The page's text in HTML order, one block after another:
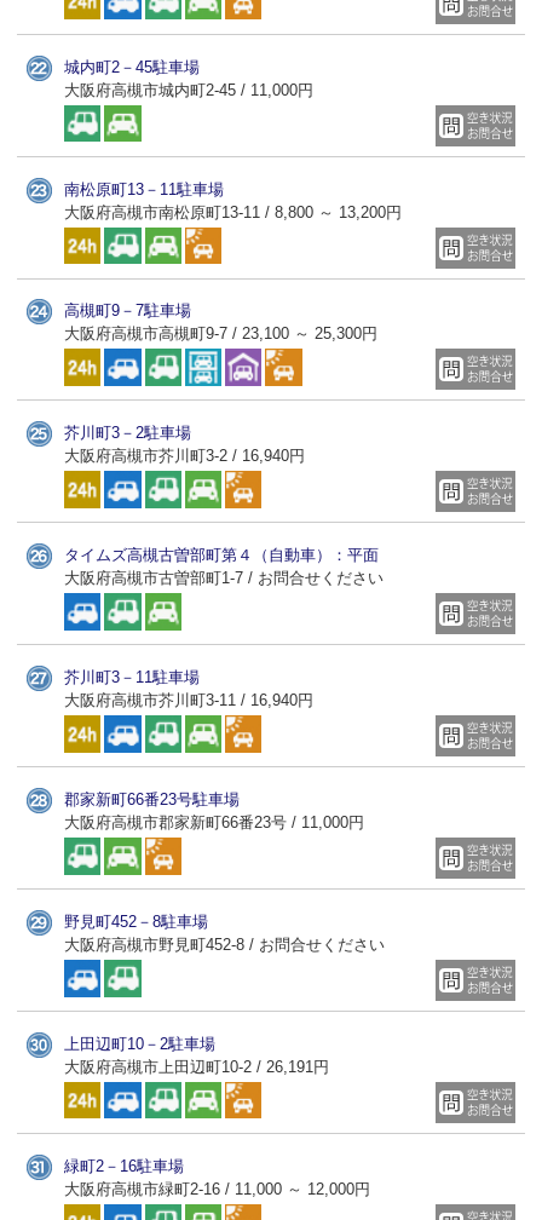
城内町2－45駐車場
大阪府高槻市城内町2-45 / 11,000円
南松原町13－11駐車場
大阪府高槻市南松原町13-11 / 8,800 ～ 13,200円
高槻町9－7駐車場
大阪府高槻市高槻町9-7 / 23,100 ～ 25,300円
芥川町3－2駐車場
大阪府高槻市芥川町3-2 / 16,940円
タイムズ高槻古曽部町第４（自動車）：平面
大阪府高槻市古曽部町1-7 / お問合せください
芥川町3－11駐車場
大阪府高槻市芥川町3-11 / 16,940円
郡家新町66番23号駐車場
大阪府高槻市郡家新町66番23号 / 11,000円
野見町452－8駐車場
大阪府高槻市野見町452-8 / お問合せください
上田辺町10－2駐車場
大阪府高槻市上田辺町10-2 / 26,191円
緑町2－16駐車場
大阪府高槻市緑町2-16 / 11,000 ～ 12,000円